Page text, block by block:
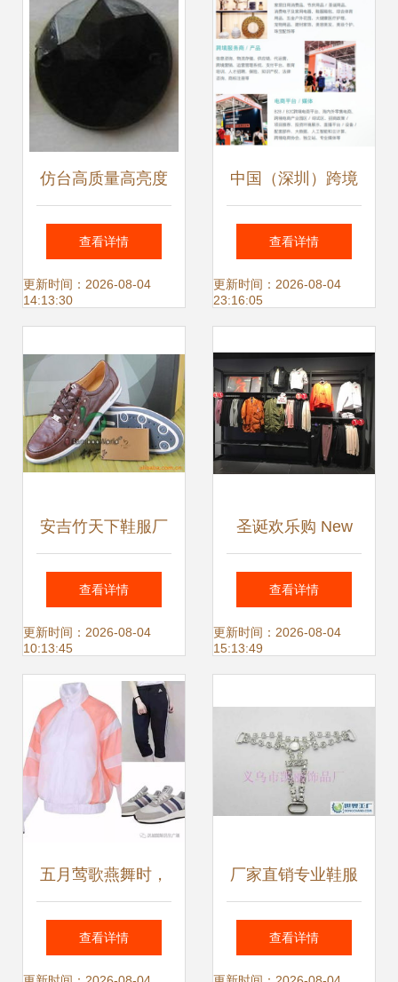
仿台高质量高亮度
鞋服亚克力钻石供
应
查看详情
更新时间：2026-08-04
14:13:30
中国（深圳）跨境
电商展览会
CCBEC 2022 鞋服
查看详情
更新时间：2026-08-04
23:16:05
安吉竹天下鞋服厂
以竹为本，引领绿
色鞋服新潮流
查看详情
更新时间：2026-08-04
10:13:45
圣诞欢乐购 New
Balance与匡威运
动特惠来袭
查看详情
更新时间：2026-08-04
15:13:49
五月莺歌燕舞时，
又见门畔菖蒲青
查看详情
厂家直销专业鞋服
辅料与文胸背心肩
查看详情